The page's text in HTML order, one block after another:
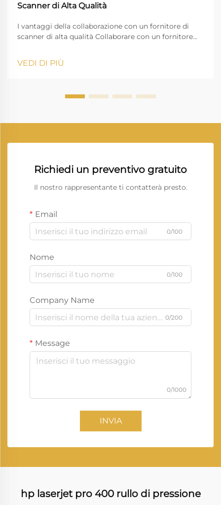
Scanner di Alta Qualità
I vantaggi della collaborazione con un fornitore di
scanner di alta qualità Collaborare con un fornitore
che dipendono dalla gestione digitale dei documenti,
dall'immagine di alta qualità e da un flusso di lavoro
VEDI DI PIÙ
Richiedi un preventivo gratuito
Il nostro rappresentante ti contatterà presto.
Email
0/100
Nome
0/100
Company Name
0/200
Message
0/1000
INVIA
hp laserjet pro 400 rullo di pressione